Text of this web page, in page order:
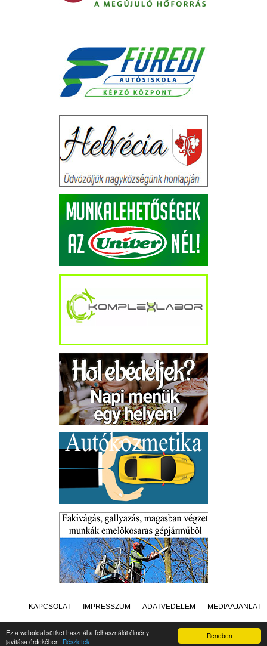
Rendben
Ez a weboldal sütiket használ a felhasználói élmény
javítása érdekében. Részletek
KAPCSOLAT IMPRESSZUM ADATVÉDELEM MÉDIAAJÁNLAT
Készítette:Raster Studio